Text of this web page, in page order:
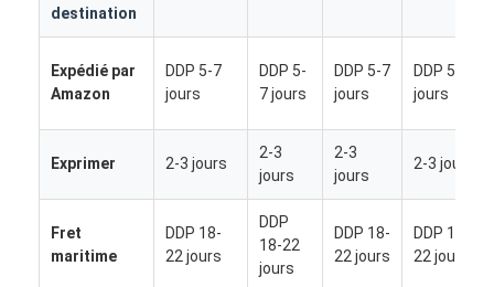
destination
Expédié par
Amazon
DDP 5-7
jours
DDP 5-
7 jours
DDP 5-7
jours
DDP 5-7
jours
Exprimer 2-3 jours
2-3
jours
2-3
jours
2-3 jours
Fret
maritime
DDP 18-
22 jours
DDP
18-22
jours
DDP 18-
22 jours
DDP 18-
22 jours